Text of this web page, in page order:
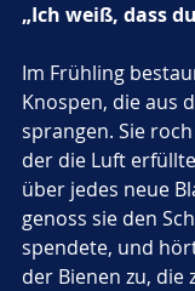
„Ich weiß, dass
Im Frühling
Knospen, die aus
sprangen. Sie
der die Luft
über jedes neue
genoss sie den
spendete, und
der Bienen zu, die